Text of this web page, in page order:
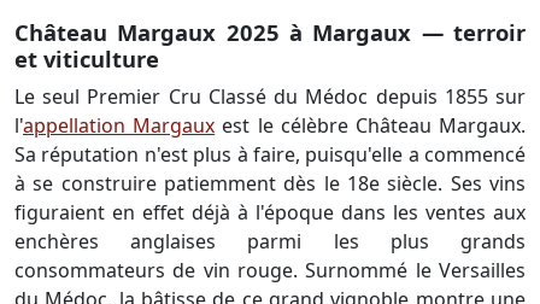
Château Margaux 2025 à Margaux — terroir
et viticulture
Le seul Premier Cru Classé du Médoc depuis 1855 sur
l'appellation Margaux est le célèbre Château Margaux.
Sa réputation n'est plus à faire, puisqu'elle a commencé
à se construire patiemment dès le 18e siècle. Ses vins
figuraient en effet déjà à l'époque dans les ventes aux
enchères anglaises parmi les plus grands
consommateurs de vin rouge. Surnommé le Versailles